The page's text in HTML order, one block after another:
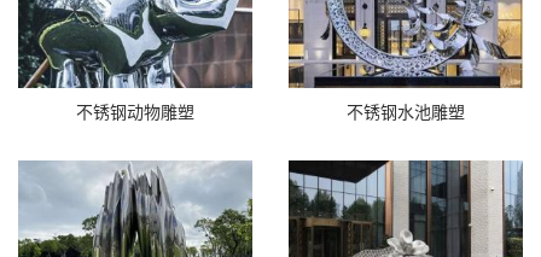
不锈钢动物雕塑 不锈钢水池雕塑